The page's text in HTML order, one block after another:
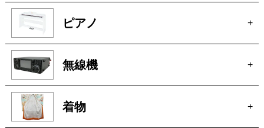
ピアノ +
無線機 +
着物 +